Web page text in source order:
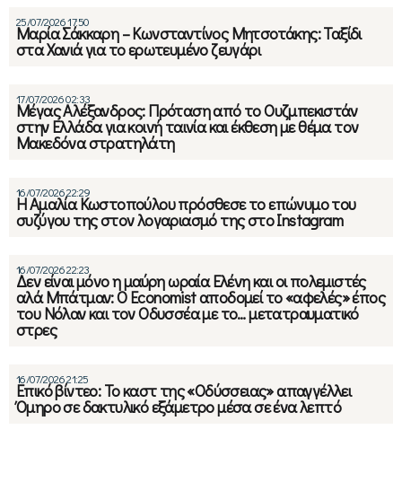
25/07/2026 17:50
Μαρία Σάκκαρη – Κωνσταντίνος Μητσοτάκης: Ταξίδι
στα Χανιά για το ερωτευμένο ζευγάρι
17/07/2026 02:33
Μέγας Αλέξανδρος: Πρόταση από το Ουζμπεκιστάν
στην Ελλάδα για κοινή ταινία και έκθεση με θέμα τον
Μακεδόνα στρατηλάτη
16/07/2026 22:29
Η Αμαλία Κωστοπούλου πρόσθεσε το επώνυμο του
συζύγου της στον λογαριασμό της στο Instagram
16/07/2026 22:23
Δεν είναι μόνο η μαύρη ωραία Ελένη και οι πολεμιστές
αλά Μπάτμαν: Ο Economist αποδομεί το «αφελές» έπος
του Νόλαν και τον Οδυσσέα με το… μετατραυματικό
στρες
16/07/2026 21:25
Επικό βίντεο: Το καστ της «Οδύσσειας» απαγγέλλει
Όμηρο σε δακτυλικό εξάμετρο μέσα σε ένα λεπτό